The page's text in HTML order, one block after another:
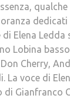
di Elena
Lobina
Cherry,
La voce di
Gianfranco